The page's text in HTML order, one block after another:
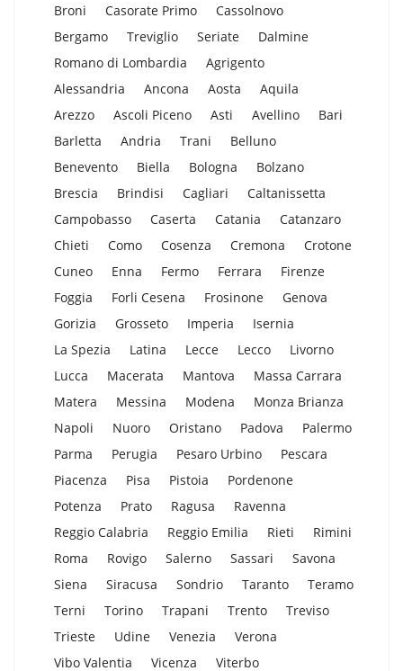
Broni
Casorate Primo
Cassolnovo
Bergamo
Treviglio Seriate
Dalmine
Romano di Lombardia
Agrigento
Alessandria
Ancona Aosta
Aquila
Arezzo
Ascoli Piceno Asti Avellino
Bari
Barletta
Andria Trani
Belluno
Benevento
Biella Bologna
Bolzano
Brescia
Brindisi Cagliari
Caltanissetta
Campobasso
Caserta Catania
Catanzaro
Chieti
Como Cosenza Cremona
Crotone
Cuneo
Enna Fermo Ferrara
Firenze
Foggia
Forli Cesena Frosinone
Genova
Gorizia
Grosseto Imperia
Isernia
La Spezia
Latina Lecce Lecco
Livorno
Lucca
Macerata Mantova
Massa Carrara
Matera
Messina Modena
Monza Brianza
Napoli
Nuoro Oristano Padova
Palermo
Parma
Perugia Pesaro Urbino
Pescara
Piacenza
Pisa Pistoia
Pordenone
Potenza
Prato Ragusa
Ravenna
Reggio Calabria
Reggio Emilia Rieti
Rimini
Roma
Rovigo Salerno Sassari
Savona
Siena
Siracusa Sondrio Taranto
Teramo
Terni
Torino Trapani Trento
Treviso
Trieste
Udine Venezia
Verona
Vibo Valentia
Vicenza Viterbo